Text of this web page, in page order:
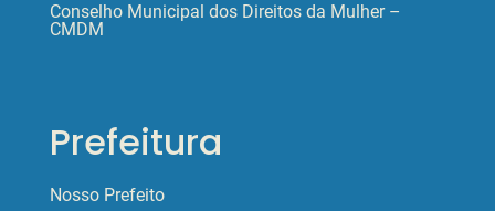
Conselho Municipal dos Direitos da Mulher –
CMDM
Prefeitura
Nosso Prefeito